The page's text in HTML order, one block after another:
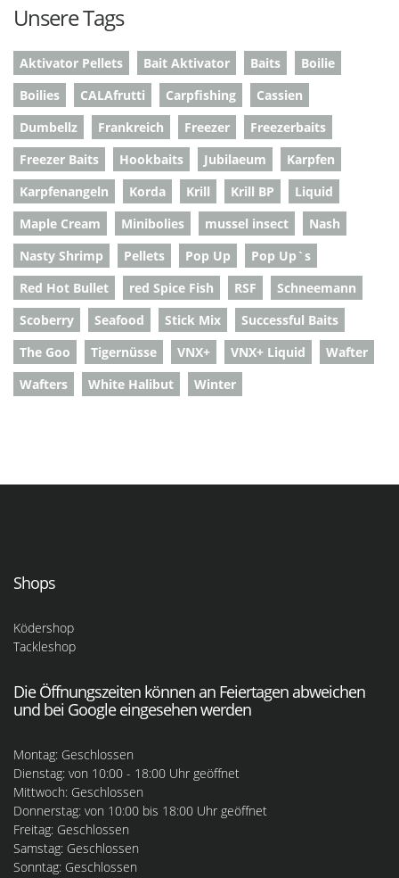
Unsere Tags
Aktivator Pellets Bait Aktivator Baits
Boilie
Boilies
CALAfrutti Carpfishing
Cassien
Dumbellz
Frankreich Freezer
Freezerbaits
Freezer Baits
Hookbaits Jubilaeum
Karpfen
Karpfenangeln
Korda Krill Krill BP
Liquid
Maple Cream
Minibolies mussel insect
Nash
Nasty Shrimp
Pellets Pop Up
Pop Up`s
Red Hot Bullet
red Spice Fish RSF
Schneemann
Scoberry
Seafood Stick Mix
Successful Baits
The Goo
Tigernüsse VNX+ VNX+ Liquid
Wafter
Wafters
White Halibut Winter
Shops
Ködershop
Tackleshop
Die Öffnungszeiten können an Feiertagen abweichen
und bei Google eingesehen werden
Montag: Geschlossen
Dienstag: von 10:00 - 18:00 Uhr geöffnet
Mittwoch: Geschlossen
Donnerstag: von 10:00 bis 18:00 Uhr geöffnet
Freitag: Geschlossen
Samstag: Geschlossen
Sonntag: Geschlossen